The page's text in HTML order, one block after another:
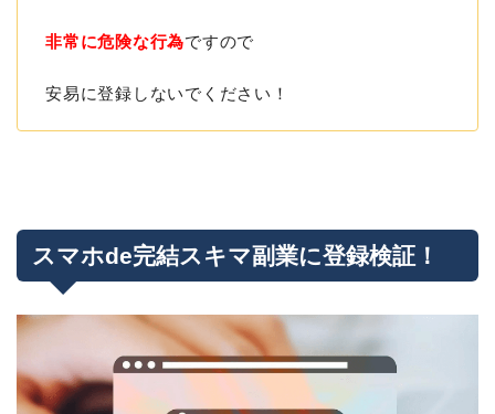
非常に危険な行為ですので
安易に登録しないでください！
スマホde完結スキマ副業に登録検証！